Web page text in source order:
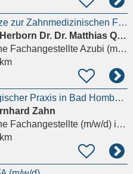
Ausbildungsplätze zur Zahnmedizinischen Fachangestellten (ZFA) ab dem 01.08.2027
Kieferchirurgie Herborn Dr. Dr. Matthias Quarta
Zahnmedizinische Fachangestellte Azubi (m/w/d)
ZFA in oralchirugischer Praxis in Bad Homburg
Zahn
Fachangestellte (m/w/d)in Bad Homburg vor der Höhe